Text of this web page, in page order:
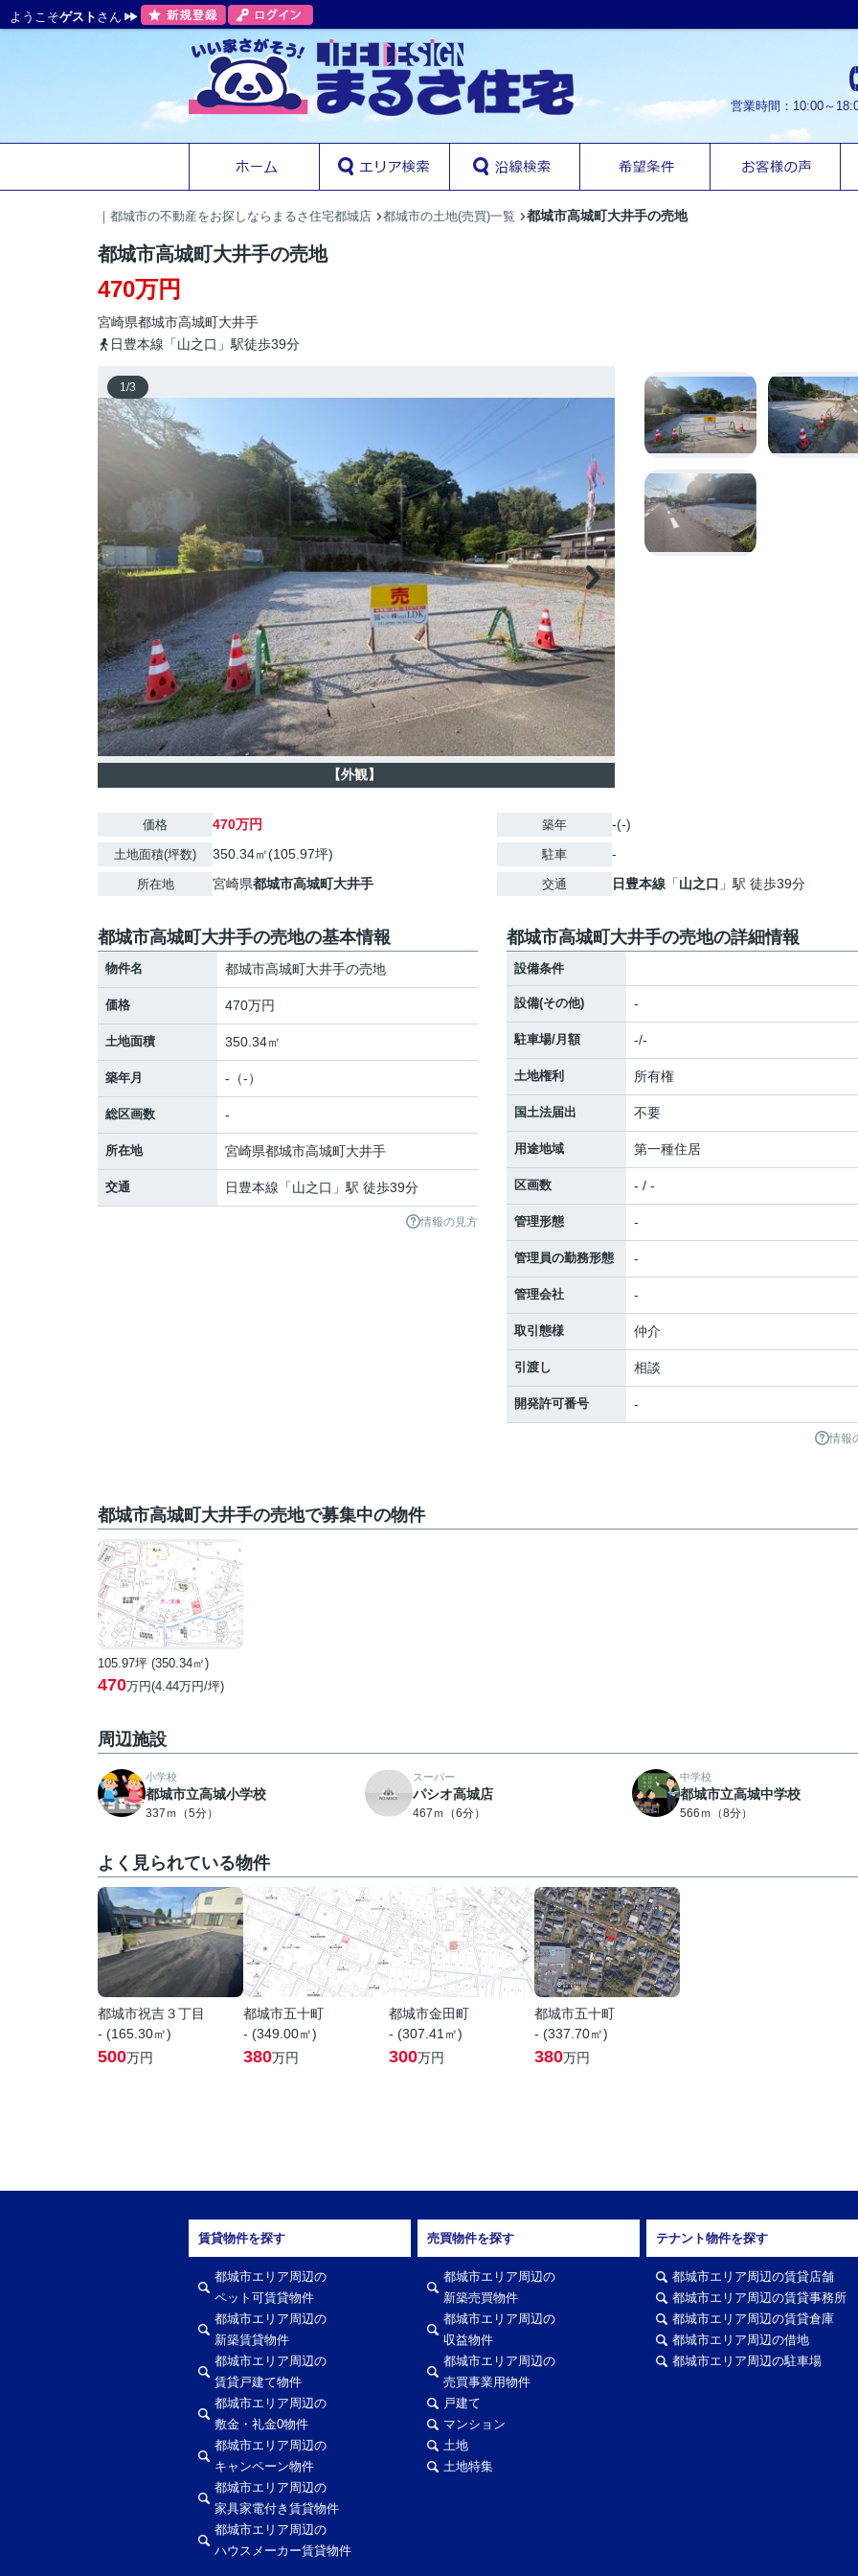
ようこそゲスト さん
営業時間：10:00～
｜都城市の不動産をお探しならまるさ住宅都城店 都城市の土地(売買)一覧 都城市高城町大井手の売地
都城市高城町大井手の売地
470万円
宮崎県都城市高城町大井手
日豊本線「山之口」駅徒歩39分
1/3
【外観】
価格 470万円
土地面積(坪数) 350.34㎡(105.97坪)
所在地 宮崎県都城市高城町大井手
築年 -(-)
駐車 -
交通 日豊本線 「山之口 」駅 徒歩39分
都城市高城町大井手の売地の基本情報
物件名 都城市高城町大井手の売地
価格 470万円
土地面積 350.34㎡
築年月 -（-）
総区画数 -
所在地 宮崎県都城市高城町大井手
交通 日豊本線 「山之口 」駅 徒歩39分
情報の見方
都城市高城町大井手の売地の詳細情報
設備条件
設備(その他) -
駐車場/月額 -/-
土地権利 所有権
国土法届出 不要
用途地域 第一種住居
区画数 - / -
管理形態 -
管理員の勤務形態 -
管理会社 -
取引態様 仲介
引渡し 相談
開発許可番号 -
情報
都城市高城町大井手の売地で募集中の物件
105.97坪 (350.34㎡)
470万円(4.44万円/坪)
周辺施設
小学校
都城市立高城小学校
337ｍ（5分）
スーパー
パシオ高城店
467ｍ（6分）
中学校
都城市立高城中学校
566ｍ（8分）
よく見られている物件
都城市祝吉３丁目
- (165.30㎡)
500万円
都城市五十町
- (349.00㎡)
380万円
都城市金田町
- (307.41㎡)
300万円
都城市五十町
- (337.70㎡)
380万円
賃貸物件を探す
都城市エリア周辺の
ペット可賃貸物件
都城市エリア周辺の
新築賃貸物件
都城市エリア周辺の
賃貸戸建て物件
都城市エリア周辺の
敷金・礼金0物件
都城市エリア周辺の
キャンペーン物件
都城市エリア周辺の
家具家電付き賃貸物件
都城市エリア周辺の
ハウスメーカー賃貸物件
売買物件を探す
都城市エリア周辺の
新築売買物件
都城市エリア周辺の
収益物件
都城市エリア周辺の
売買事業用物件
戸建て
マンション
土地
土地特集
テナント物件を探す
都城市エリア周辺の賃貸店舗
都城市エリア周辺の賃貸事務所
都城市エリア周辺の賃貸倉庫
都城市エリア周辺の借地
都城市エリア周辺の駐車場